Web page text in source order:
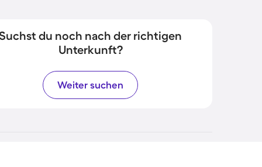
du noch nach der richtigen
Unterkunft?
Weiter suchen